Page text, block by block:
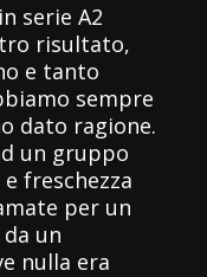
serie A2
risultato,
e tanto
sempre
dato ragione.
un gruppo
freschezza
per un
un
nulla era